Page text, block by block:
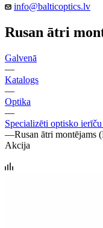
info@balticoptics.lv
Rusan ātri
Galvenā
—
Katalogs
—
Optika
—
Specializēti optisko
—Rusan ātri montējams
Akcija